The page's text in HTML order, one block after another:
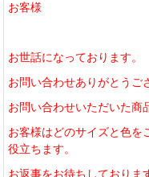
お客様
お世話になっております。
お問い合わせありがとうご
お問い合わせいただいた商
お客様はどのサイズと色を
役立ちます。
お返事をお待ちしておりま